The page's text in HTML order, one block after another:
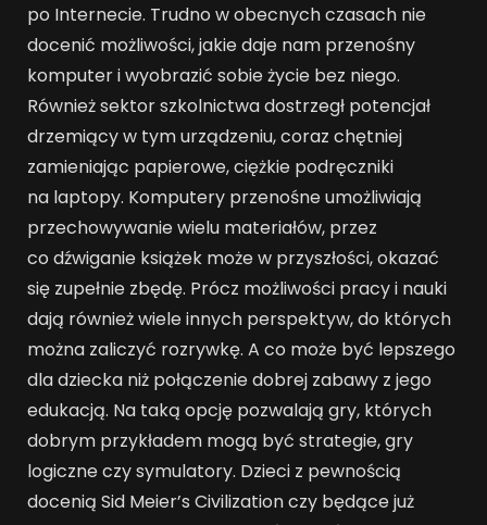
po Internecie. Trudno w obecnych czasach nie
docenić możliwości, jakie daje nam przenośny
komputer i wyobrazić sobie życie bez niego.
Również sektor szkolnictwa dostrzegł potencjał
drzemiący w tym urządzeniu, coraz chętniej
zamieniając papierowe, ciężkie podręczniki
na laptopy. Komputery przenośne umożliwiają
przechowywanie wielu materiałów, przez
co dźwiganie książek może w przyszłości, okazać
się zupełnie zbędę. Prócz możliwości pracy i nauki
dają również wiele innych perspektyw, do których
można zaliczyć rozrywkę. A co może być lepszego
dla dziecka niż połączenie dobrej zabawy z jego
edukacją. Na taką opcję pozwalają gry, których
dobrym przykładem mogą być strategie, gry
logiczne czy symulatory. Dzieci z pewnością
docenią Sid Meier’s Civilization czy będące już